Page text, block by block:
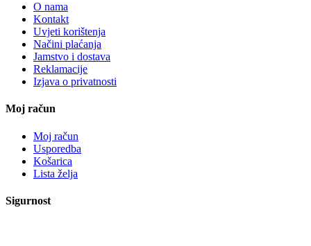
O nama
Kontakt
Uvjeti korištenja
Načini plaćanja
Jamstvo i dostava
Reklamacije
Izjava o privatnosti
Moj račun
Moj račun
Usporedba
Košarica
Lista želja
Sigurnost